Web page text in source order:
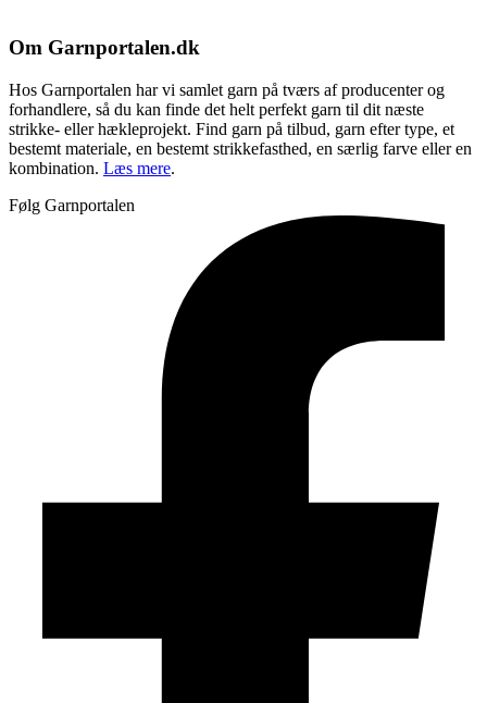
Om Garnportalen.dk
Hos Garnportalen har vi samlet garn på tværs af producenter og
forhandlere, så du kan finde det helt perfekt garn til dit næste
strikke- eller hækleprojekt. Find garn på tilbud, garn efter type, et
bestemt materiale, en bestemt strikkefasthed, en særlig farve eller en
kombination. Læs mere.
Følg Garnportalen